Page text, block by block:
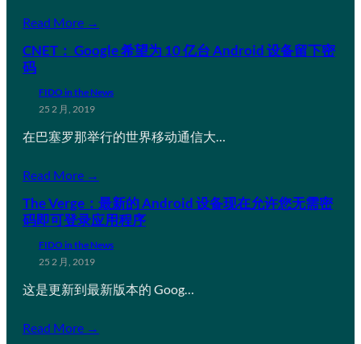
Read More →
CNET： Google 希望为 10 亿台 Android 设备留下密
码
FIDO in the News
25 2 月, 2019
在巴塞罗那举行的世界移动通信大…
Read More →
The Verge：最新的 Android 设备现在允许您无需密
码即可登录应用程序
FIDO in the News
25 2 月, 2019
这是更新到最新版本的 Goog…
Read More →